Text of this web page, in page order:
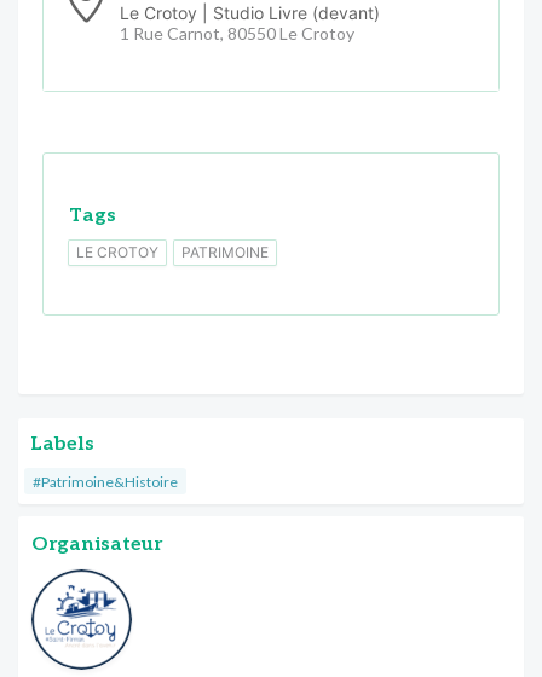
Le Crotoy | Studio Livre (devant)
1 Rue Carnot, 80550 Le Crotoy
Tags
LE CROTOY PATRIMOINE
Labels
#Patrimoine&Histoire
Organisateur